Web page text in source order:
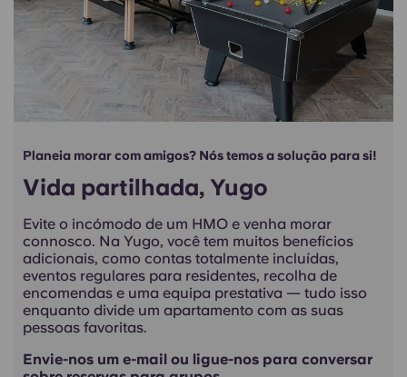
Planeia morar com amigos? Nós temos a solução para si!
Vida partilhada, Yugo
Evite o incómodo de um HMO e venha morar
connosco. Na Yugo, você tem muitos benefícios
adicionais, como contas totalmente incluídas,
eventos regulares para residentes, recolha de
encomendas e uma equipa prestativa — tudo isso
enquanto divide um apartamento com as suas
pessoas favoritas.
Envie-nos um e-mail ou ligue-nos para conversar